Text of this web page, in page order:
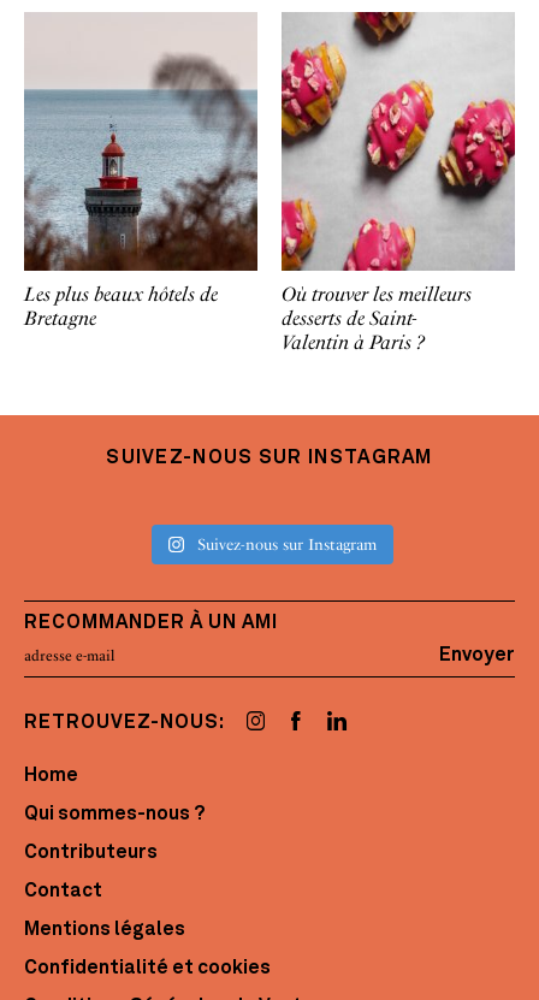
Les plus beaux hôtels de
Bretagne
Où trouver les meilleurs
desserts de Saint-
Valentin à Paris ?
SUIVEZ-NOUS SUR INSTAGRAM
Suivez-nous sur Instagram
RECOMMANDER À UN AMI
Envoyer
RETROUVEZ-NOUS:
Home
Qui sommes-nous ?
Contributeurs
Contact
Mentions légales
Confidentialité et cookies